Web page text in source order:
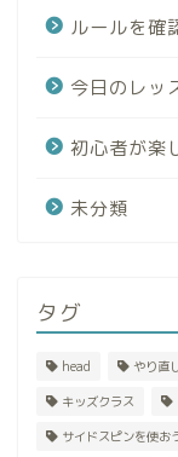
ルールを確
今日のレッ
初心者が楽
未分類
タグ
head やり直
キッズクラス
サイドスピンを使お